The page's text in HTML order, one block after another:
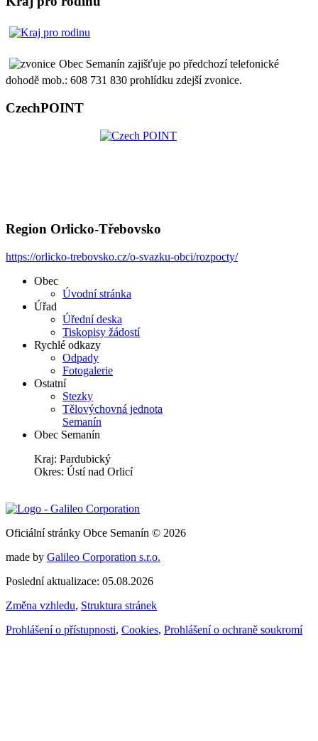
Obec Semanín zajišťuje po předchozí telefonické
dohodě mob.: 608 731 830 prohlídku zdejší zvonice.
CzechPOINT
Region Orlicko-Třebovsko
https://orlicko-trebovsko.cz/o-svazku-obci/rozpocty/
Obec
Úvodní stránka
Úřad
Úřední deska
Tiskopisy žádostí
Rychlé odkazy
Odpady
Fotogalerie
Ostatní
Stezky
Tělovýchovná jednota
Semanín
Obec Semanín
Kraj: Pardubický
Okres: Ústí nad Orlicí
Oficiální stránky Obce Semanín © 2026
made by Galileo Corporation s.r.o.
Poslední aktualizace: 05.08.2026
Změna vzhledu, Struktura stránek
Prohlášení o přístupnosti, Cookies, Prohlášení o ochraně soukromí